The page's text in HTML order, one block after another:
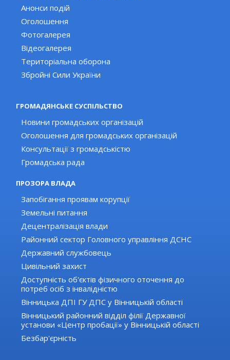
Анонси подій
Оголошення
Фотогалерея
Відеогалерея
Територіальна оборона
Збройні Сили України
ГРОМАДЯНСЬКЕ СУСПІЛЬСТВО
Новини громадських організацій
Оголошення для громадських організацій
Консультації з громадськістю
Громадська рада
ПРОЗОРА ВЛАДА
Запобігання проявам корупції
Земельні питання
Децентралізація влади
Районний сектор Головного управління ДСНС
Державний службовець
Цивільний захист
Доступність об'єктів фізичного оточення до
потреб осіб з інвалідністю
Вінницька ДПІ ГУ ДПС у Вінницькій області
Вінницький районний відділ філії Державної
установи «Центр пробації» у Вінницькій області
Безбар'єрність